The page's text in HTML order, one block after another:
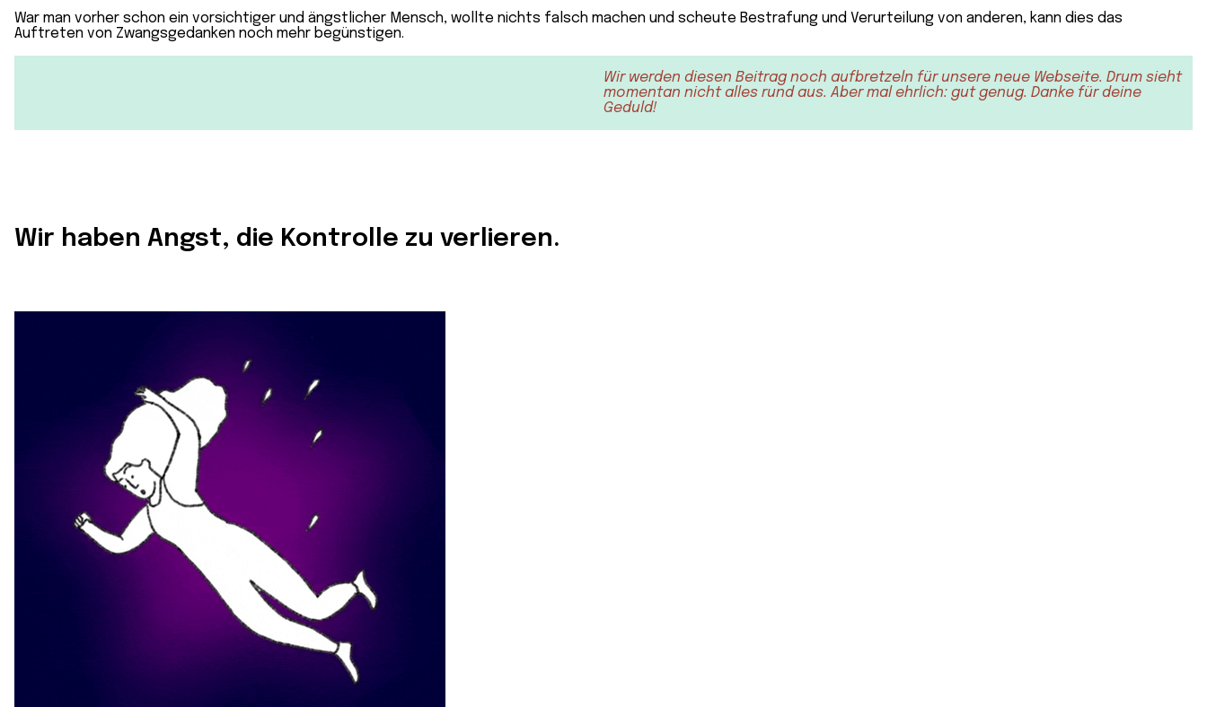
War man vorher schon ein vorsichtiger und ängstlicher Mensch, wollte nichts falsch machen und scheute Bestrafung und Verurteilung von anderen, kann dies das
Auftreten von Zwangsgedanken noch mehr begünstigen.
Wir werden diesen Beitrag noch aufbretzeln für unsere neue Webseite. Drum sieht
momentan nicht alles rund aus. Aber mal ehrlich: gut genug. Danke für deine
Geduld!
Wir haben Angst, die Kontrolle zu verlieren.